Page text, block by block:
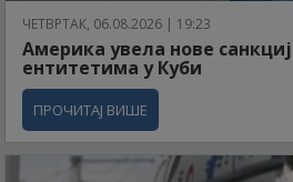
ЧЕТВРТАК, 06.08.2026 | 19:23
Америка увела нове
ентитетима у Куби
ПРОЧИТАЈ ВИШЕ